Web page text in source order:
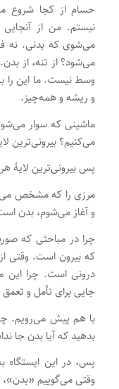
حسام از کجا شروع
نیستم. من از آنجایی
می‌شوی که بدنی. نه
می‌شود؟ از تنه، از
وسط نیست. ما این را
و ریشه و همه‌چیز.
ماشینی که سوار
می‌کنیم؟ بیرونی‌ترین
پس بیرونی‌ترین لایۀ
مرزی را که مشخص
و آغاز می‌شوم، بدن
چرا در مباحثی که
که بیرون است. وقتی
درونی است. چرا این
جایی برای تأمل و تعمق
با هم پیش می‌رویم.
بدهید که آیا بدن جا
پس، در این ایستگاه
وقتی می‌گوییم